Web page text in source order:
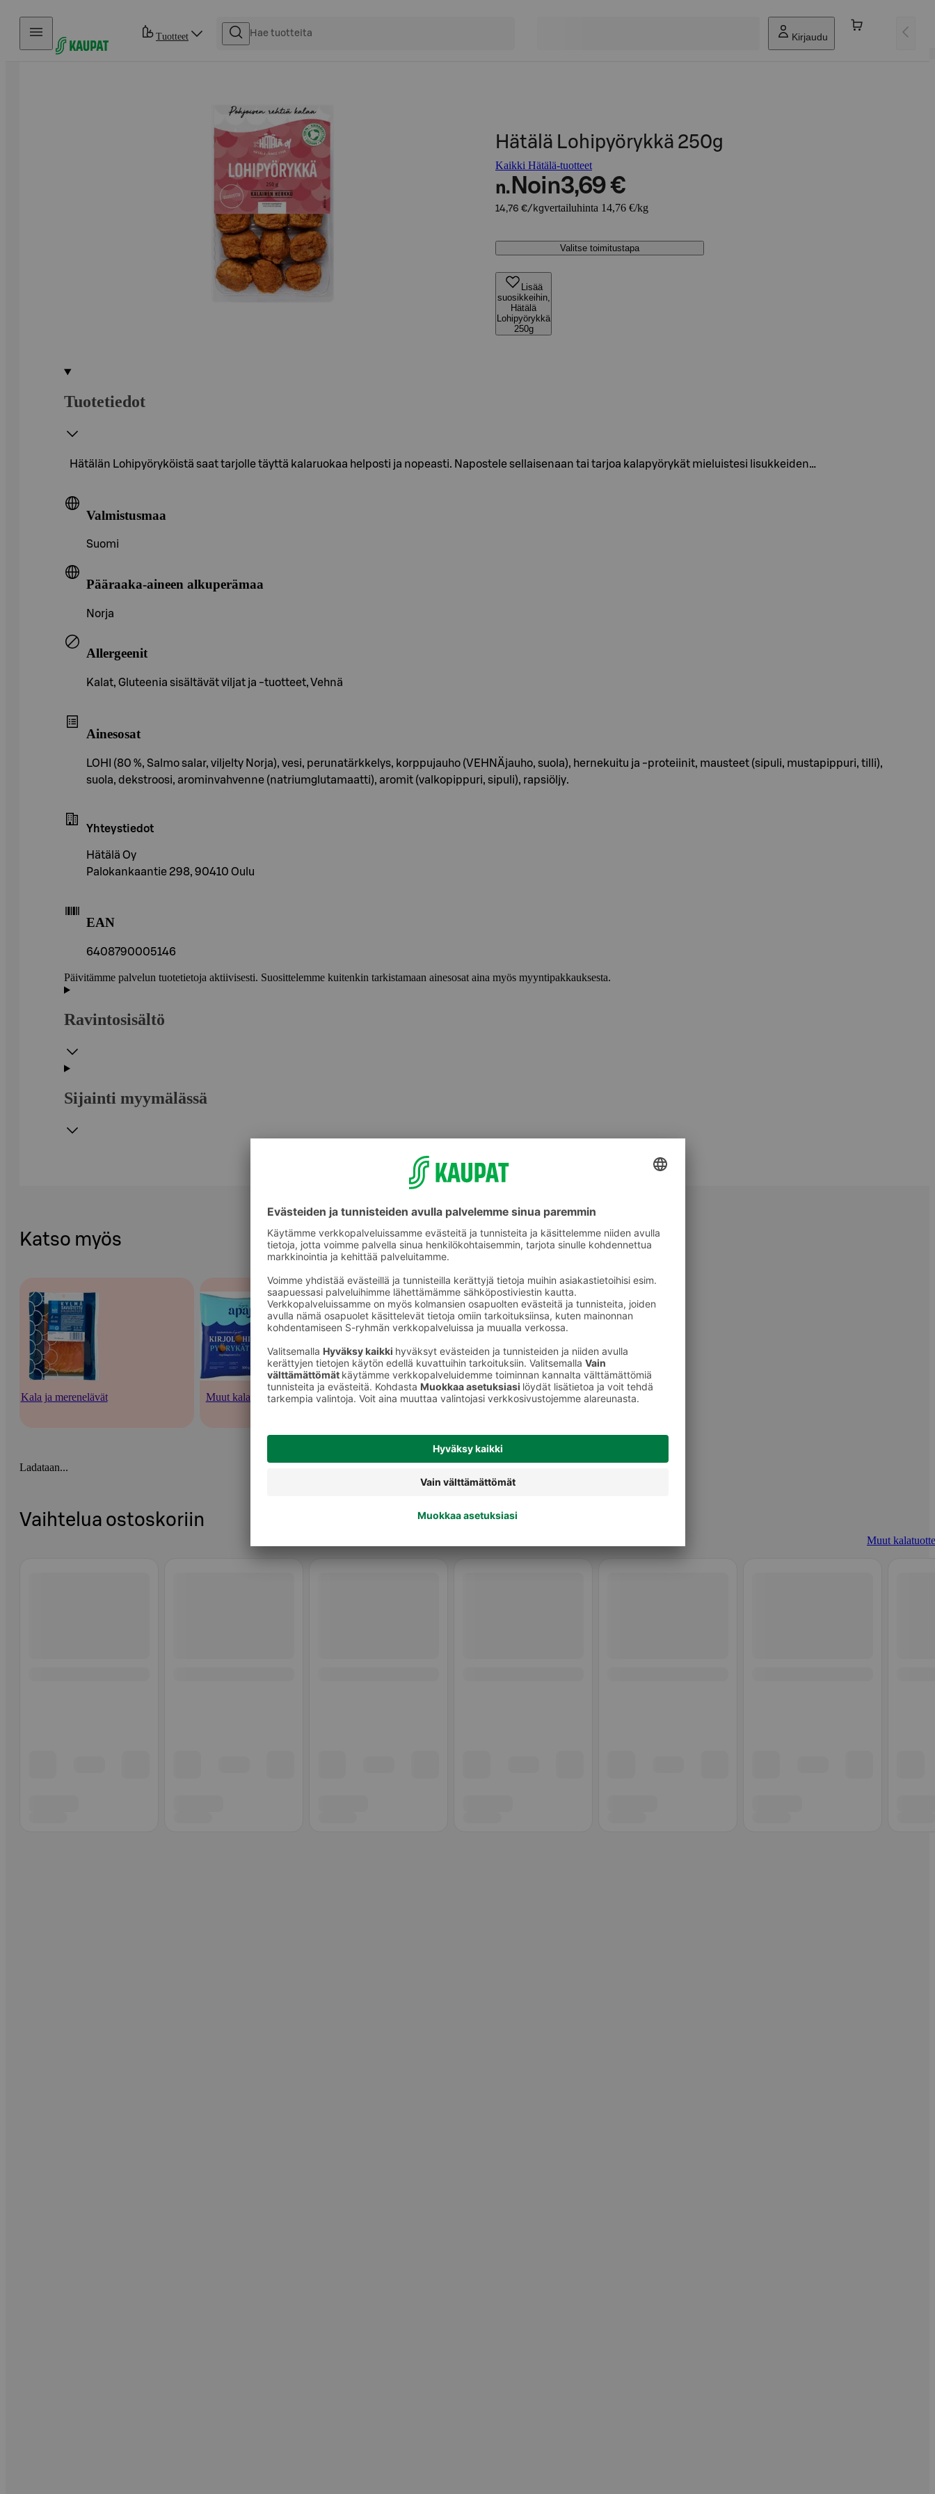
Hyppää sisältöön
Tuotteet Kirjaudu
Hätälä Lohipyörykkä 250g
Kaikki Hätälä-tuotteet
n. Noin3,69 €
14,76 €/kgvertailuhinta 14,76 €/kg
Valitse toimitustapa
Lisää
suosikkeihin,
Hätälä
Lohipyörykkä
250g
Tuotetiedot
Hätälän Lohipyöryköistä saat tarjolle täyttä kalaruokaa helposti ja nopeasti. Napostele sellaisenaan tai tarjoa kalapyörykät mieluistesi lisukkeiden…
Valmistusmaa
Suomi
Pääraaka-aineen alkuperämaa
Norja
Allergeenit
Kalat, Gluteenia sisältävät viljat ja -tuotteet, Vehnä
Ainesosat
LOHI (80 %, Salmo salar, viljelty Norja), vesi, perunatärkkelys, korppujauho (VEHNÄjauho, suola), hernekuitu ja -proteiinit, mausteet (sipuli, mustapippuri, tilli),
suola, dekstroosi, arominvahvenne (natriumglutamaatti), aromit (valkopippuri, sipuli), rapsiöljy.
Yhteystiedot
Hätälä Oy
Palokankaantie 298, 90410 Oulu
EAN
6408790005146
Päivitämme palvelun tuotetietoja aktiivisesti. Suosittelemme kuitenkin tarkistamaan ainesosat aina myös myyntipakkauksesta.
Ravintosisältö
Sijainti myymälässä
Katso myös
Kala ja merenelävät Muut kalatuotteet Muut kalatuotteet
Ladataan...
Vaihtelua ostoskoriin
Muut